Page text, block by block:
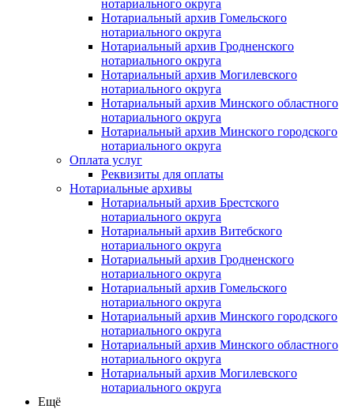
нотариального округа
Нотариальный архив Гомельского
нотариального округа
Нотариальный архив Гродненского
нотариального округа
Нотариальный архив Могилевского
нотариального округа
Нотариальный архив Минского областного
нотариального округа
Нотариальный архив Минского городского
нотариального округа
Оплата услуг
Реквизиты для оплаты
Нотариальные архивы
Нотариальный архив Брестского
нотариального округа
Нотариальный архив Витебского
нотариального округа
Нотариальный архив Гродненского
нотариального округа
Нотариальный архив Гомельского
нотариального округа
Нотариальный архив Минского городского
нотариального округа
Нотариальный архив Минского областного
нотариального округа
Нотариальный архив Могилевского
нотариального округа
Ещё